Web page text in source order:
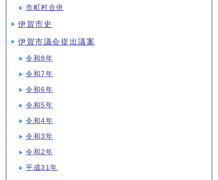
市町村合併
伊賀市史
伊賀市議会提出議案
令和8年
令和7年
令和6年
令和5年
令和4年
令和3年
令和2年
平成31年